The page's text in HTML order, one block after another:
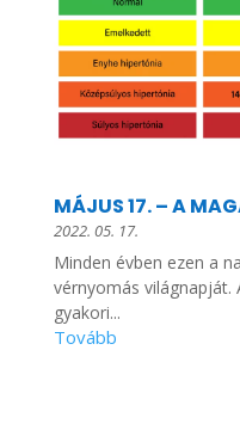
MÁJUS 17. – A
2022. 05. 17.
Minden évben ezen a
vérnyomás világnapját.
gyakori...